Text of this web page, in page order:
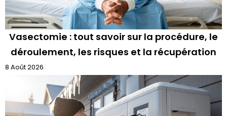
Vasectomie : tout savoir sur la procédure, le
déroulement, les risques et la récupération
8 Août 2026